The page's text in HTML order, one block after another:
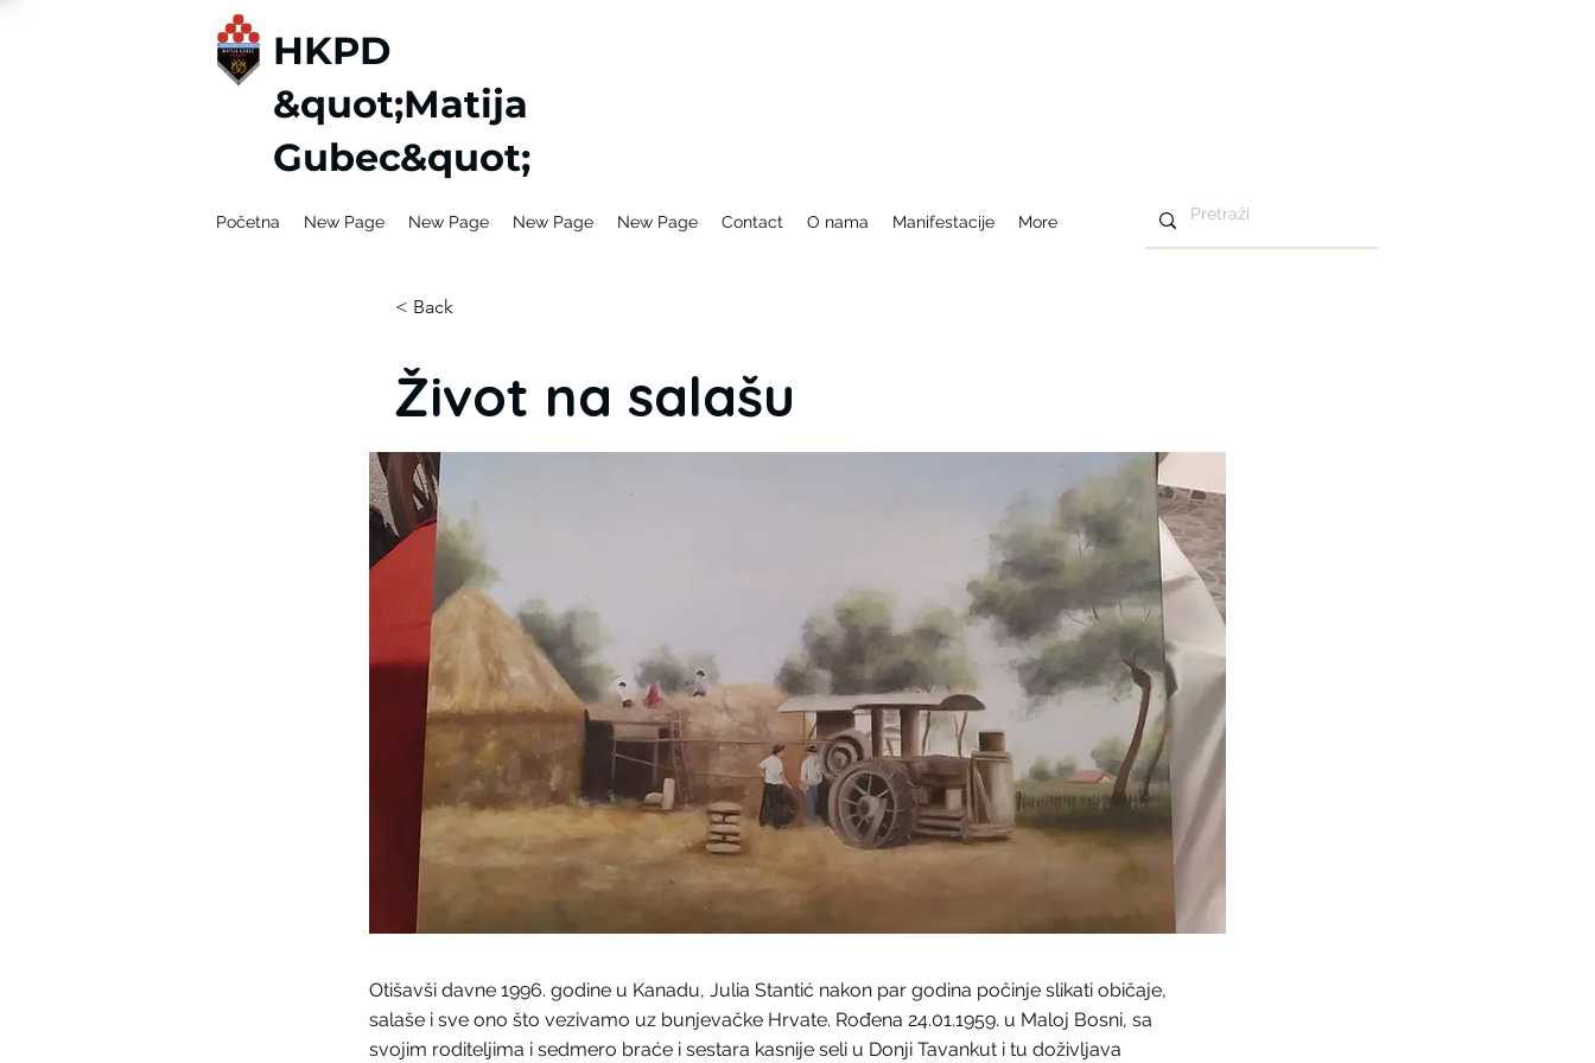
HKPD
&quot;Matija
Gubec&quot;
Početna New Page New Page New Page New Page Contact O nama Manifestacije More
< Back
Život na salašu
Otišavši davne 1996. godine u Kanadu, Julia Stantić nakon par godina počinje slikati običaje,
salaše i sve ono što vezivamo uz bunjevačke Hrvate. Rođena 24.01.1959. u Maloj Bosni, sa
svojim roditeljima i sedmero braće i sestara kasnije seli u Donji Tavankut i tu doživljava